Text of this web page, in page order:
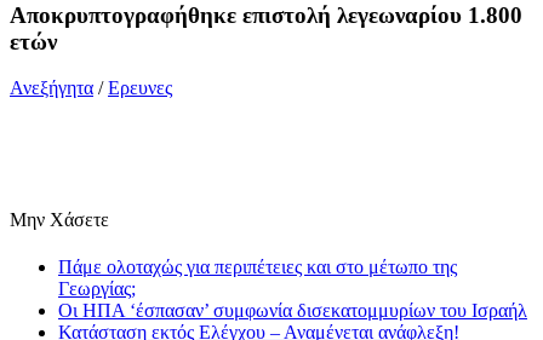
Αποκρυπτογραφήθηκε επιστολή λεγεωναρίου 1.800
ετών
Ανεξήγητα /Ερευνες
Μην Χάσετε
Πάμε ολοταχώς για περιπέτειες και στο μέτωπο της
Γεωργίας;
Οι ΗΠΑ ‘έσπασαν’ συμφωνία δισεκατομμυρίων του Ισραήλ
Κατάσταση εκτός Ελέγχου – Αναμένεται ανάφλεξη!